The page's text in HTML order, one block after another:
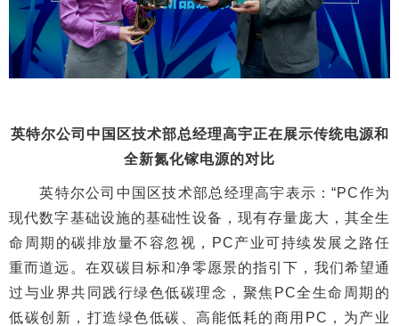
英特尔公司中国区技术部总经理高宇正在展示传统电源和
全新氮化镓电源的对比
英特尔公司中国区技术部总经理高宇表示：“PC作为
现代数字基础设施的基础性设备，现有存量庞大，其全生
命周期的碳排放量不容忽视，PC产业可持续发展之路任
重而道远。在双碳目标和净零愿景的指引下，我们希望通
过与业界共同践行绿色低碳理念，聚焦PC全生命周期的
低碳创新，打造绿色低碳、高能低耗的商用PC，为产业